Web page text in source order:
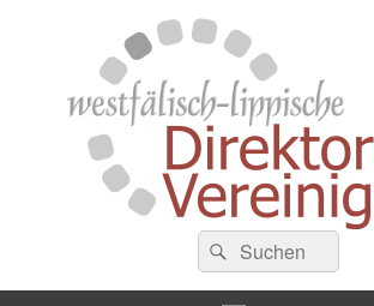
Westfälisch-
Zusammenschluss von Schulleiterinnen und
Westfalen
Suche
nach:
Suchen